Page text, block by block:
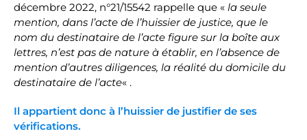
décembre 2022, n°21/15542 rappelle que « la seule
mention, dans l’acte de l’huissier de justice, que le
nom du destinataire de l’acte figure sur la boîte aux
lettres, n’est pas de nature à établir, en l’absence de
mention d’autres diligences, la réalité du domicile du
destinataire de l’acte« .
Il appartient donc à l’huissier de justifier de ses
vérifications.